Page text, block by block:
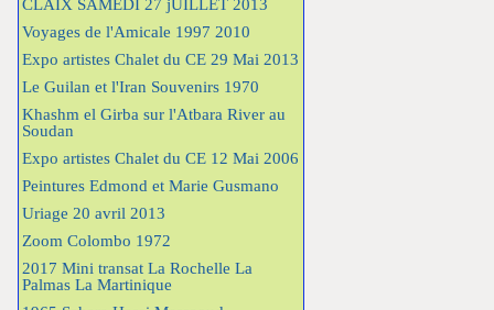
CLAIX SAMEDI 27 jUILLET 2013
Voyages de l'Amicale 1997 2010
Expo artistes Chalet du CE 29 Mai 2013
Le Guilan et l'Iran Souvenirs 1970
Khashm el Girba sur l'Atbara River au
Soudan
Expo artistes Chalet du CE 12 Mai 2006
Peintures Edmond et Marie Gusmano
Uriage 20 avril 2013
Zoom Colombo 1972
2017 Mini transat La Rochelle La
Palmas La Martinique